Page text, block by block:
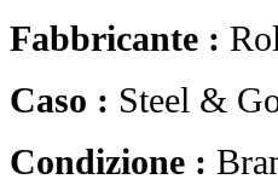
Fabbricante :
Caso : Steel &
Condizione :